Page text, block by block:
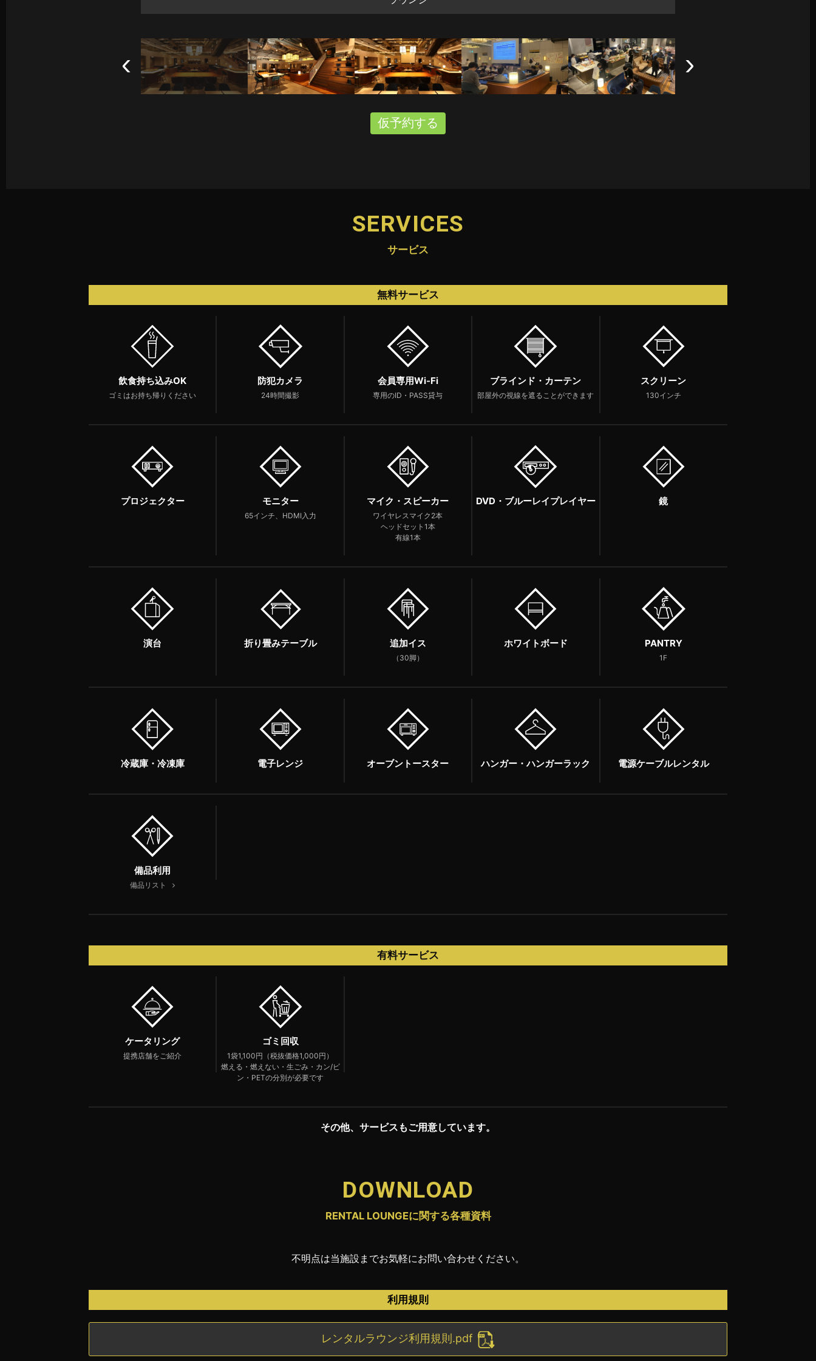
仮予約する
SERVICES
サービス
無料サービス
飲食持ち込みOK
ゴミはお持ち帰りください
防犯カメラ
24時間撮影
会員専用Wi-Fi
専用のID・PASS貸与
ブラインド・カーテン
部屋外の視線を遮ることができます
スクリーン
130インチ
プロジェクター モニター
65インチ、HDMI入力
マイク・スピーカー
ワイヤレスマイク2本
ヘッドセット1本
有線1本
DVD・ブルーレイプレイヤー 鏡
演台 折り畳みテーブル 追加イス
（30脚）
ホワイトボード PANTRY
1F
冷蔵庫・冷凍庫 電子レンジ オーブントースター ハンガー・ハンガーラック 電源ケーブルレンタル
備品利用
備品リスト
有料サービス
ケータリング
提携店舗をご紹介
ゴミ回収
1袋1,100円（税抜価格1,000円）
燃える・燃えない・生ごみ・カン/ビ
ン・PETの分別が必要です
その他、サービスもご用意しています。
DOWNLOAD
RENTAL LOUNGEに関する各種資料
不明点は当施設までお気軽にお問い合わせください。
利用規則
レンタルラウンジ利用規則.pdf